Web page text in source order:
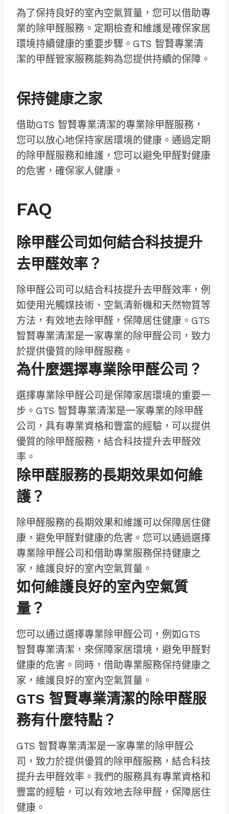
為了保持良好的室內空氣質量，您可以借助專
業的除甲醛服務。定期檢查和維護是確保家居
環境持續健康的重要步驟。GTS 智賢專業清
潔的甲醛管家服務能夠為您提供持續的保障。
保持健康之家
借助GTS 智賢專業清潔的專業除甲醛服務，
您可以放心地保持家居環境的健康。通過定期
的除甲醛服務和維護，您可以避免甲醛對健康
的危害，確保家人健康。
FAQ
除甲醛公司如何結合科技提升
去甲醛效率？
除甲醛公司可以結合科技提升去甲醛效率，例
如使用光觸媒技術、空氣清新機和天然物質等
方法，有效地去除甲醛，保障居住健康。GTS
智賢專業清潔是一家專業的除甲醛公司，致力
於提供優質的除甲醛服務。
為什麼選擇專業除甲醛公司？
選擇專業除甲醛公司是保障家居環境的重要一
步。GTS 智賢專業清潔是一家專業的除甲醛
公司，具有專業資格和豐富的經驗，可以提供
優質的除甲醛服務，結合科技提升去甲醛效
率。
除甲醛服務的長期效果如何維
護？
除甲醛服務的長期效果和維護可以保障居住健
康，避免甲醛對健康的危害。您可以通過選擇
專業除甲醛公司和借助專業服務保持健康之
家，維護良好的室內空氣質量。
如何維護良好的室內空氣質
量？
您可以通过選擇專業除甲醛公司，例如GTS
智賢專業清潔，來保障家居環境，避免甲醛對
健康的危害。同時，借助專業服務保持健康之
家，維護良好的室內空氣質量。
GTS 智賢專業清潔的除甲醛服
務有什麼特點？
GTS 智賢專業清潔是一家專業的除甲醛公
司，致力於提供優質的除甲醛服務，結合科技
提升去甲醛效率。我們的服務具有專業資格和
豐富的經驗，可以有效地去除甲醛，保障居住
健康。